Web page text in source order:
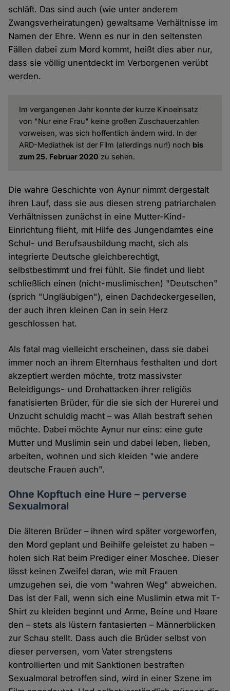
schläft. Das sind auch (wie unter anderem
Zwangsverheiratungen) gewaltsame Verhältnisse im
Namen der Ehre. Wenn es nur in den seltensten
Fällen dabei zum Mord kommt, heißt dies aber nur,
dass sie völlig unentdeckt im Verborgenen verübt
werden.
Im vergangenen Jahr konnte der kurze Kinoeinsatz
von "Nur eine Frau" keine großen Zuschauerzahlen
vorweisen, was sich hoffentlich ändern wird. In der
ARD-Mediathek ist der Film (allerdings nur!) noch bis
zum 25. Februar 2020 zu sehen.
Die wahre Geschichte von Aynur nimmt dergestalt
ihren Lauf, dass sie aus diesen streng patriarchalen
Verhältnissen zunächst in eine Mutter-Kind-
Einrichtung flieht, mit Hilfe des Jungendamtes eine
Schul- und Berufsausbildung macht, sich als
integrierte Deutsche gleichberechtigt,
selbstbestimmt und frei fühlt. Sie findet und liebt
schließlich einen (nicht-muslimischen) "Deutschen"
(sprich "Ungläubigen"), einen Dachdeckergesellen,
der auch ihren kleinen Can in sein Herz
geschlossen hat.
Als fatal mag vielleicht erscheinen, dass sie dabei
immer noch an ihrem Elternhaus festhalten und dort
akzeptiert werden möchte, trotz massivster
Beleidigungs- und Drohattacken ihrer religiös
fanatisierten Brüder, für die sie sich der Hurerei und
Unzucht schuldig macht – was Allah bestraft sehen
möchte. Dabei möchte Aynur nur eins: eine gute
Mutter und Muslimin sein und dabei leben, lieben,
arbeiten, wohnen und sich kleiden "wie andere
deutsche Frauen auch".
Ohne Kopftuch eine Hure – perverse
Sexualmoral
Die älteren Brüder – ihnen wird später vorgeworfen,
den Mord geplant und Beihilfe geleistet zu haben –
holen sich Rat beim Prediger einer Moschee. Dieser
lässt keinen Zweifel daran, wie mit Frauen
umzugehen sei, die vom "wahren Weg" abweichen.
Das ist der Fall, wenn sich eine Muslimin etwa mit T-
Shirt zu kleiden beginnt und Arme, Beine und Haare
den – stets als lüstern fantasierten – Männerblicken
zur Schau stellt. Dass auch die Brüder selbst von
dieser perversen, vom Vater strengstens
kontrollierten und mit Sanktionen bestraften
Sexualmoral betroffen sind, wird in einer Szene im